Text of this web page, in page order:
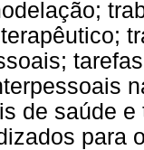
de saúde
para